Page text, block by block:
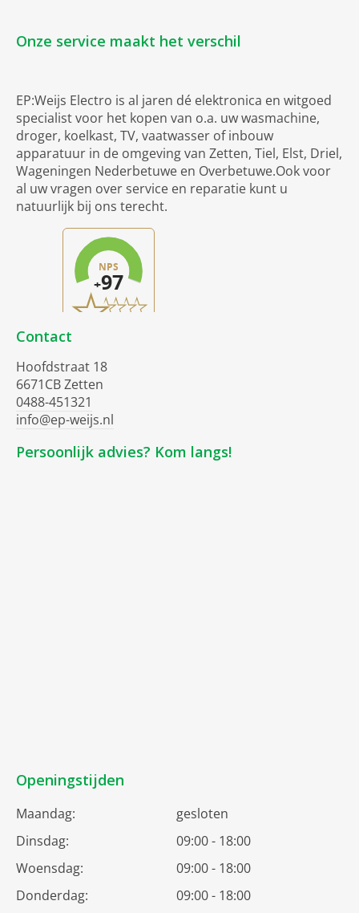
Onze service maakt het verschil
EP:Weijs Electro is al jaren dé elektronica en witgoed
specialist voor het kopen van o.a. uw wasmachine,
droger, koelkast, TV, vaatwasser of inbouw
apparatuur in de omgeving van Zetten, Tiel, Elst, Driel,
Wageningen Nederbetuwe en Overbetuwe.Ook voor
al uw vragen over service en reparatie kunt u
natuurlijk bij ons terecht.
Contact
Hoofdstraat 18
6671CB Zetten
0488-451321
info@ep-weijs.nl
Persoonlijk advies? Kom langs!
Openingstijden
Maandag:
gesloten
Dinsdag:
09:00 - 18:00
Woensdag:
09:00 - 18:00
Donderdag:
09:00 - 18:00